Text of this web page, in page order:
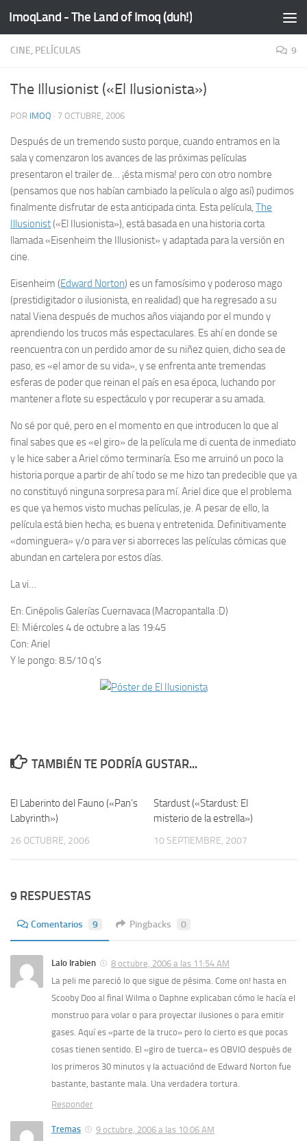
Saltar al contenido
ImoqLand - The Land of Imoq (duh!)
CINE, PELÍCULAS 9
The Illusionist («El Ilusionista»)
POR IMOQ · 7 OCTUBRE, 2006
Después de un tremendo susto porque, cuando entramos en la
sala y comenzaron los avances de las próximas películas
presentaron el trailerde… ¡ésta misma! pero con otro nombre
(pensamos que nos habían cambiado la película o algo así) pudimos
finalmente disfrutar de esta anticipada cinta. Esta película, The
Illusionist(«El Ilusionista»), está basada en una historia corta
llamada «Eisenheim the Illusionist» y adaptada para la versión en
cine.
Eisenheim (Edward Norton) es un famosísimo y poderoso mago
(prestidigitador o ilusionista, en realidad) que ha regresado a su
natal Viena después de muchos años viajando por el mundo y
aprendiendo los trucos más espectaculares. Es ahí en donde se
reencuentra con un perdido amor de su niñez quien, dicho sea de
paso, es «el amor de su vida», y se enfrenta ante tremendas
esferas de poder que reinan el país en esa época, luchando por
mantener a flote su espectáculo y por recuperar a su amada.
No sé por qué, pero en el momento en que introducen lo que al
final sabes que es «el giro» de la película me di cuenta de inmediato
y le hice saber a Ariel cómo terminaría. Eso me arruinó un poco la
historia porque a partir de ahí todo se me hizo tan predecible que ya
no constituyó ninguna sorpresa para mí. Ariel dice que el problema
es que ya hemos visto muchas películas, je. A pesar de ello, la
película está bien hecha; es buena y entretenida. Definitivamente
«dominguera» y/o para ver si aborreces las películas cómicas que
abundan en cartelera por estos días.
La vi…
En: Cinépolis Galerías Cuernavaca (Macropantalla :D)
El: Miércoles 4 de octubre a las 19:45
Con: Ariel
Y le pongo: 8.5/10 q’s
TAMBIÉN TE PODRÍA GUSTAR...
El Laberinto del Fauno («Pan’s
Labyrinth»)
26 OCTUBRE, 2006
Stardust («Stardust: El
misterio de la estrella»)
10 SEPTIEMBRE, 2007
9 RESPUESTAS
Comentarios 9 Pingbacks 0
Lalo Irabien
8 octubre, 2006 a las 11:54 AM
La peli me pareció lo que sigue de pésima. Come on! hasta en
Scooby Doo al final Wilma o Daphne explicaban cómo le hacía el
monstruo para volar o para proyectar ilusiones o para emitir
gases. Aquí es «parte de la truco» pero lo cierto es que pocas
cosas tienen sentido. El «giro de tuerca» es OBVIO después de
los primeros 30 minutos y la actuaciónd de Edward Norton fue
bastante, bastante mala. Una verdadera tortura.
Responder
Tremas
9 octubre, 2006 a las 10:06 AM